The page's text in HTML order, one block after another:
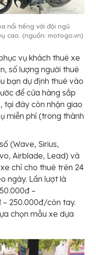
nổi tiếng với đội ngũ
cao. (nguồn: motogo.vn)
vụ khách thuê xe
số lượng người thuê
bạn dự định thuê vào
để cửa hàng sắp
tại đây còn nhận giao
miễn phí (trong thành
(Wave, Sirius,
Airblade, Lead) và
chỉ cho thuê trên 24
ngày. Lần lượt là
–
250.000đ/côn tay.
chọn mẫu xe dựa